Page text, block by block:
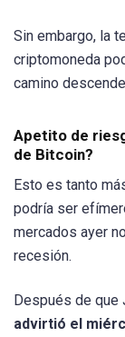
Sin embargo, la
criptomoneda
camino
Apetito de
de Bitcoin?
Esto es tanto
podría ser
mercados ayer
recesión.
Después de que
advirtió el